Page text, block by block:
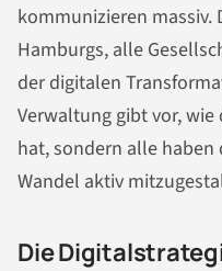
kommunizieren massiv.
Hamburgs, alle
der digitalen
Verwaltung gibt vor,
hat, sondern alle haben
Wandel aktiv
Die